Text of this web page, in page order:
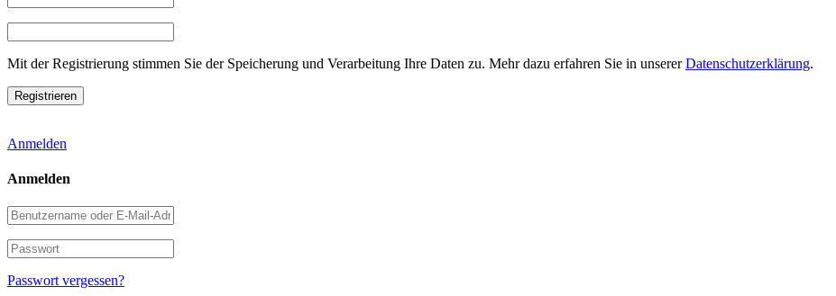
Mit der Registrierung stimmen Sie der Speicherung und Verarbeitung Ihre Daten zu. Mehr dazu erfahren Sie in unsererDatenschutzerklärung.
Anmelden
Anmelden
Benutzername
oder
E-
Mail-
Adresse
Passwort
Passwort vergessen?